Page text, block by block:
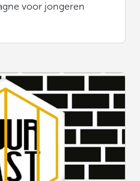
voor jongeren